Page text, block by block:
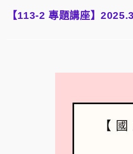
【113-2 專題講座】